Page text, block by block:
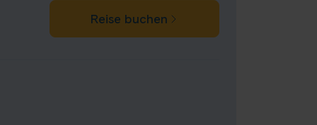
Reise buchen